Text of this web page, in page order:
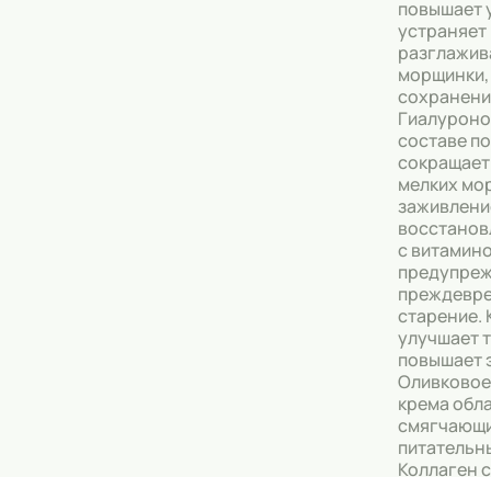
повышает
морщинки,
составе
мелких
с
старение.
улучшает
повышает
крема
Коллаген